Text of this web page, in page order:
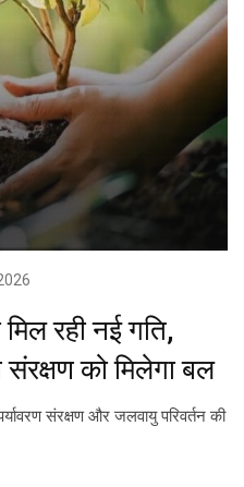
रही नई गति,
संरक्षण को मिलेगा बल
संरक्षण और जलवायु परिवर्तन की